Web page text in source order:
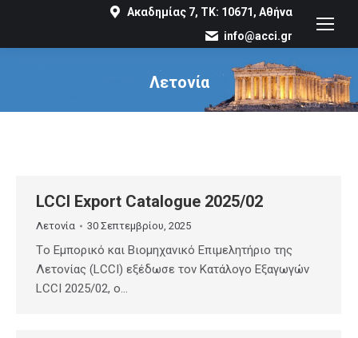
Ακαδημίας 7, ΤΚ: 10671, Αθήνα
info@acci.gr
Λετονία
You are here:
LCCI Export Catalogue 2025/02
Λετονία 30 Σεπτεμβρίου, 2025
Tο Εμπορικό και Βιομηχανικό Επιμελητήριο της
Λετονίας (LCCI) εξέδωσε τον Κατάλογο Εξαγωγών
LCCI 2025/02, ο…